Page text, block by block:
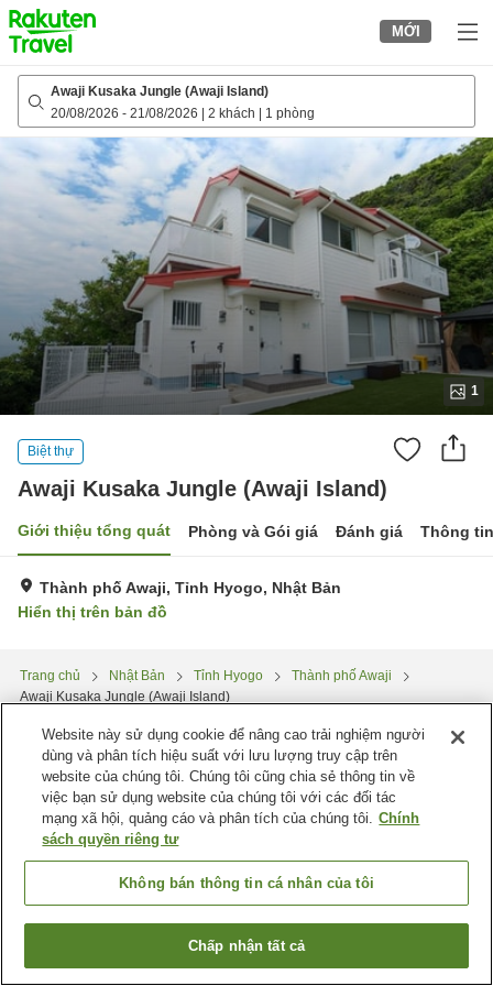
to
top
page
MỚI
Awaji Kusaka Jungle (Awaji Island)
20/08/2026 - 21/08/2026 2 khách 1 phòng
1
Biệt thự
Awaji Kusaka Jungle (Awaji Island)
Giới thiệu tổng quát Phòng và Gói giá Đánh giá Thông
Thành phố Awaji, Tỉnh Hyogo, Nhật Bản
Hiển thị trên bản đồ
Trang chủ Nhật Bản Tỉnh Hyogo
Thành phố Awaji
Awaji Kusaka Jungle (Awaji Island)
Tìm phòng trống
Website này sử dụng cookie để nâng cao trải nghiệm người
dùng và phân tích hiệu suất với lưu lượng truy cập trên
website của chúng tôi. Chúng tôi cũng chia sẻ thông tin về
việc bạn sử dụng website của chúng tôi với các đối tác
mạng xã hội, quảng cáo và phân tích của chúng tôi. Chính
sách quyền riêng tư
Không bán thông tin cá nhân của tôi
Chấp nhận tất cả